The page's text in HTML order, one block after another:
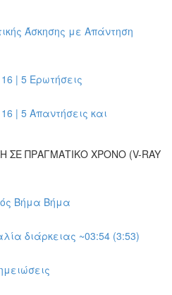
Άσκησης με Απάντηση
| 5 Ερωτήσεις
| 5 Απαντήσεις και
ΣΕ ΠΡΑΓΜΑΤΙΚΟ ΧΡΟΝΟ (V-RAY
Βήμα Βήμα
διάρκειας ~03:54 (3:53)